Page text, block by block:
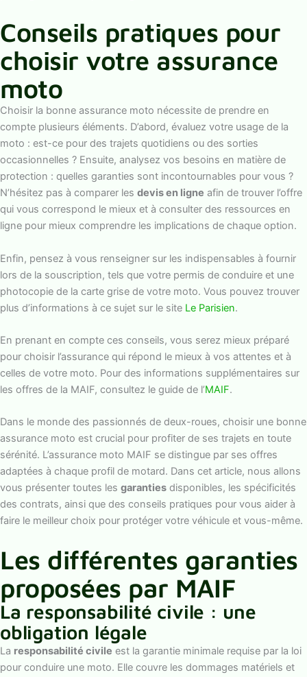
Conseils pratiques pour
choisir votre assurance
moto
Choisir la bonne assurance moto nécessite de prendre en
compte plusieurs éléments. D’abord, évaluez votre usage de la
moto : est-ce pour des trajets quotidiens ou des sorties
occasionnelles ? Ensuite, analysez vos besoins en matière de
protection : quelles garanties sont incontournables pour vous ?
N’hésitez pas à comparer les devis en ligne afin de trouver l’offre
qui vous correspond le mieux et à consulter des ressources en
ligne pour mieux comprendre les implications de chaque option.
Enfin, pensez à vous renseigner sur les indispensables à fournir
lors de la souscription, tels que votre permis de conduire et une
photocopie de la carte grise de votre moto. Vous pouvez trouver
plus d’informations à ce sujet sur le site Le Parisien.
En prenant en compte ces conseils, vous serez mieux préparé
pour choisir l’assurance qui répond le mieux à vos attentes et à
celles de votre moto. Pour des informations supplémentaires sur
les offres de la MAIF, consultez le guide de l’MAIF.
Dans le monde des passionnés de deux-roues, choisir une bonne
assurance moto est crucial pour profiter de ses trajets en toute
sérénité. L’assurance moto MAIF se distingue par ses offres
adaptées à chaque profil de motard. Dans cet article, nous allons
vous présenter toutes les garanties disponibles, les spécificités
des contrats, ainsi que des conseils pratiques pour vous aider à
faire le meilleur choix pour protéger votre véhicule et vous-même.
Les différentes garanties
proposées par MAIF
La responsabilité civile : une
obligation légale
La responsabilité civile est la garantie minimale requise par la loi
pour conduire une moto. Elle couvre les dommages matériels et